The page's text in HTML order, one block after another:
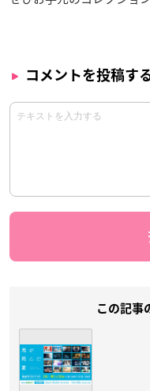
コメントを投稿す
この記事